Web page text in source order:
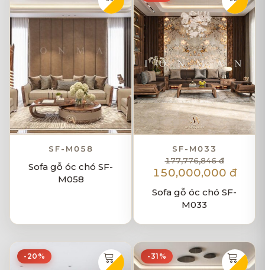
SF-M058
Sofa gỗ óc chó SF-
M058
SF-M033
177,776,846 đ
150,000,000 đ
Sofa gỗ óc chó SF-
M033
-20% -31%